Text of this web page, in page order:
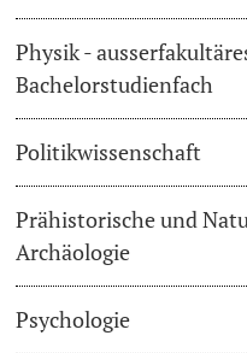
Physik -
Bachelorstudienfach
Politikwissenschaft
Prähistorische und
Archäologie
Psychologie